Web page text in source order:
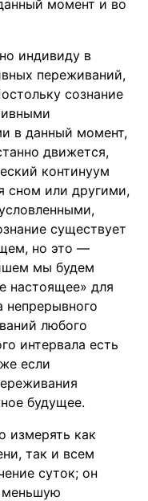
момент и во
индивиду в
переживаний,
сознание
в данный момент,
движется,
континуум
сном или другими,
существует
но это —
мы будем
настоящее» для
непрерывного
любого
интервала есть
если
будущее.
измерять как
так и всем
суток; он
меньшую